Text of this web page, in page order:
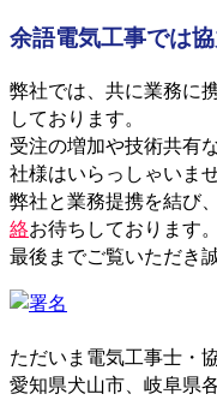
余語電気工事では
弊社では、共に業務に
しております。
受注の増加や技術共有
社様はいらっしゃいま
弊社と業務提携を結び
絡お待ちしております。
最後までご覧いただき
ただいま電気工事士・
愛知県犬山市、岐阜県